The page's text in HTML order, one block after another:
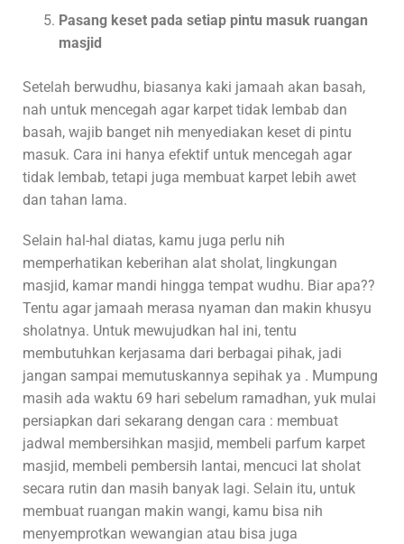
Pasang keset pada setiap pintu masuk ruangan
masjid
Setelah berwudhu, biasanya kaki jamaah akan basah,
nah untuk mencegah agar karpet tidak lembab dan
basah, wajib banget nih menyediakan keset di pintu
masuk. Cara ini hanya efektif untuk mencegah agar
tidak lembab, tetapi juga membuat karpet lebih awet
dan tahan lama.
Selain hal-hal diatas, kamu juga perlu nih
memperhatikan keberihan alat sholat, lingkungan
masjid, kamar mandi hingga tempat wudhu. Biar apa??
Tentu agar jamaah merasa nyaman dan makin khusyu
sholatnya. Untuk mewujudkan hal ini, tentu
membutuhkan kerjasama dari berbagai pihak, jadi
jangan sampai memutuskannya sepihak ya . Mumpung
masih ada waktu 69 hari sebelum ramadhan, yuk mulai
persiapkan dari sekarang dengan cara : membuat
jadwal membersihkan masjid, membeli parfum karpet
masjid, membeli pembersih lantai, mencuci lat sholat
secara rutin dan masih banyak lagi. Selain itu, untuk
membuat ruangan makin wangi, kamu bisa nih
menyemprotkan wewangian atau bisa juga